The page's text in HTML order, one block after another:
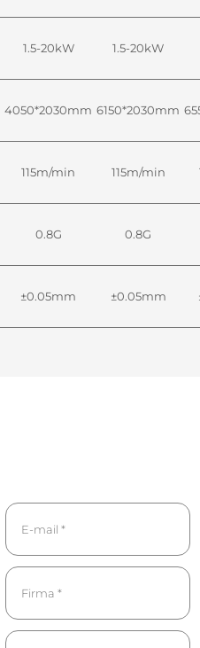
1.5-20kW 1.5-20kW
4050*2030mm 6150*2030mm
115m/min 115m/min
0.8G 0.8G
±0.05mm ±0.05mm